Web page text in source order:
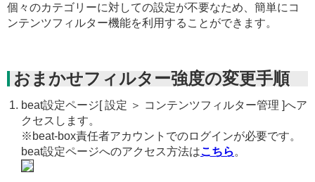
個々のカテゴリーに対しての設定が不要なため、簡単にコ
ンテンツフィルター機能を利用することができます。
おまかせフィルター強度の変更手順
beat設定ページ[ 設定 ＞ コンテンツフィルター管理 ]へア
クセスします。
※beat-box責任者アカウントでのログインが必要です。
beat設定ページへのアクセス方法はこちら 。